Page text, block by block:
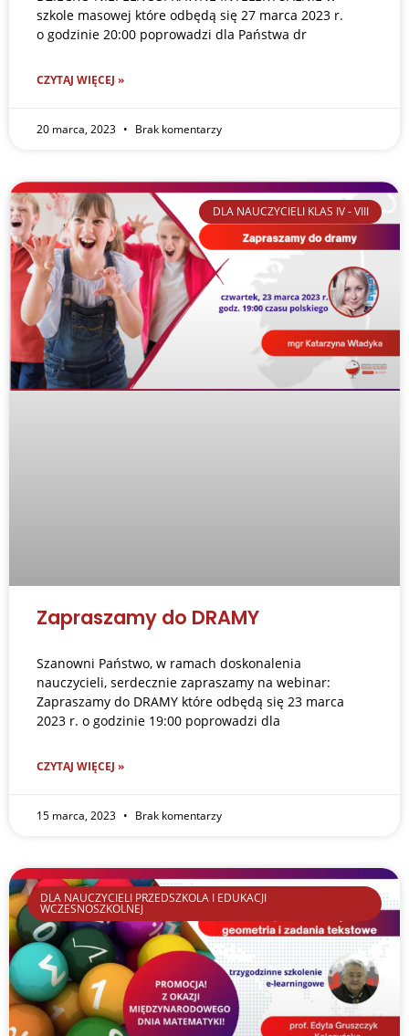
szkole masowej które odbędą się 27 marca 2023 r.
o godzinie 20:00 poprowadzi dla Państwa dr
CZYTAJ WIĘCEJ »
20 marca, 2023 Brak komentarzy
DLA NAUCZYCIELI KLAS IV - VIII
Zapraszamy do DRAMY
Szanowni Państwo, w ramach doskonalenia
nauczycieli, serdecznie zapraszamy na webinar:
Zapraszamy do DRAMY które odbędą się 23 marca
2023 r. o godzinie 19:00 poprowadzi dla
CZYTAJ WIĘCEJ »
15 marca, 2023 Brak komentarzy
DLA NAUCZYCIELI PRZEDSZKOLA I EDUKACJI
WCZESNOSZKOLNEJ